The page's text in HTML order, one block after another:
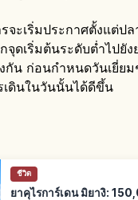
ะเริ่มประกาศตั้งแต่ปล
ดเริ่มต้นระดับต่ำไปยัง
กัน ก่อนกำหนดวันเยี่ย
เดินในวันนั้นได้ดีขึ้น
ชีวิต
ยาคุไรการ์เดน มิยางิ: